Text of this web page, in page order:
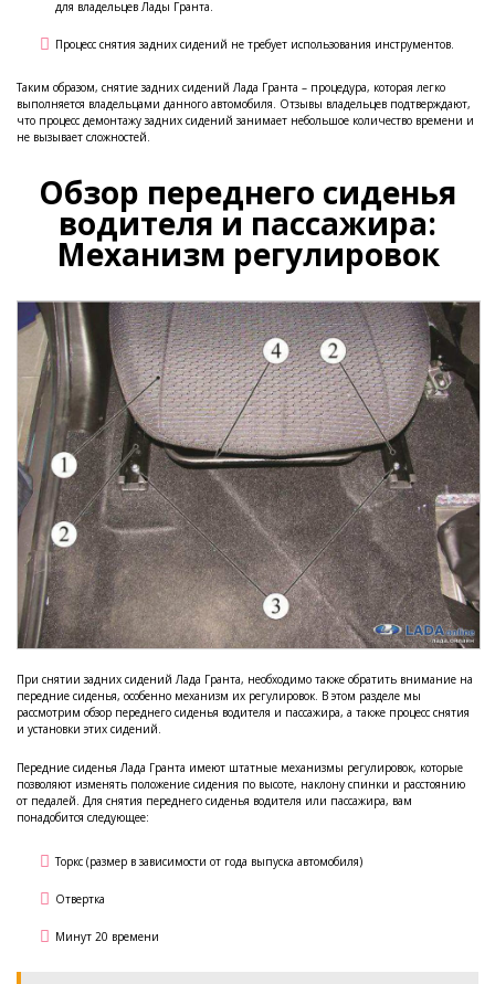
для владельцев Лады Гранта.
Процесс снятия задних сидений не требует использования инструментов.
Таким образом, снятие задних сидений Лада Гранта – процедура, которая легко
выполняется владельцами данного автомобиля. Отзывы владельцев подтверждают,
что процесс демонтажу задних сидений занимает небольшое количество времени и
не вызывает сложностей.
Обзор переднего сиденья
водителя и пассажира:
Механизм регулировок
При снятии задних сидений Лада Гранта, необходимо также обратить внимание на
передние сиденья, особенно механизм их регулировок. В этом разделе мы
рассмотрим обзор переднего сиденья водителя и пассажира, а также процесс снятия
и установки этих сидений.
Передние сиденья Лада Гранта имеют штатные механизмы регулировок, которые
позволяют изменять положение сидения по высоте, наклону спинки и расстоянию
от педалей. Для снятия переднего сиденья водителя или пассажира, вам
понадобится следующее:
Торкс (размер в зависимости от года выпуска автомобиля)
Отвертка
Минут 20 времени